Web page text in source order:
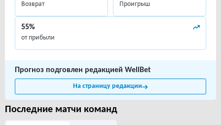
Возврат Проигрыш
55%
от прибыли
Прогноз подговлен редакцией WellBet
На страницу редакции
Последние матчи команд